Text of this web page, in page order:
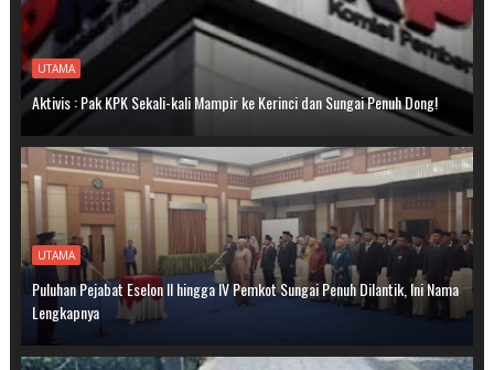
UTAMA
Aktivis : Pak KPK Sekali-kali Mampir ke Kerinci dan Sungai Penuh Dong!
UTAMA
Puluhan Pejabat Eselon II hingga IV Pemkot Sungai Penuh Dilantik, Ini Nama
Lengkapnya